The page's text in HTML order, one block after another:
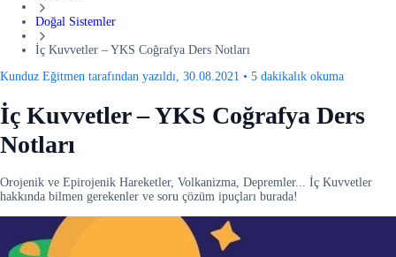
Doğal Sistemler
İç Kuvvetler – YKS Coğrafya Ders Notları
Kunduz Eğitmen tarafından yazıldı, 30.08.2021 • 5 dakikalık okuma
İç Kuvvetler – YKS Coğrafya Ders
Notları
Orojenik ve Epirojenik Hareketler, Volkanizma, Depremler... İç Kuvvetler
hakkında bilmen gerekenler ve soru çözüm ipuçları burada!